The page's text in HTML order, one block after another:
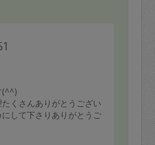
(^^)
くさんありがとうござい
して下さりありがとうご